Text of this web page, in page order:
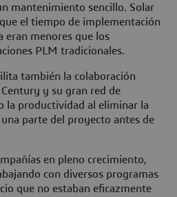
mantenimiento sencillo. Solar
el tiempo de implementación
eran menores que los
PLM tradicionales.
también la colaboración
y su gran red de
la productividad al eliminar la
parte del proyecto antes de
en pleno crecimiento,
con diversos programas
que no estaban eficazmente